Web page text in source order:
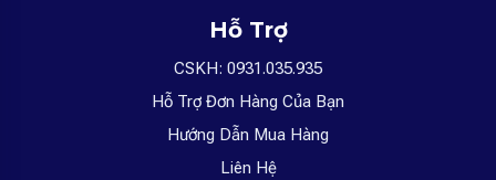
Hỗ Trợ
CSKH: 0931.035.935
Hỗ Trợ Đơn Hàng Của Bạn
Hướng Dẫn Mua Hàng
Liên Hệ